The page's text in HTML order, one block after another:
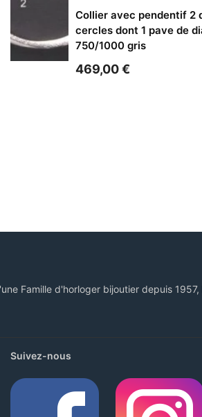
Collier avec pendentif 2
cercles dont 1 pave de
750/1000 gris
469,00€
Famille d'horloger bijoutier depuis
Suivez-nous